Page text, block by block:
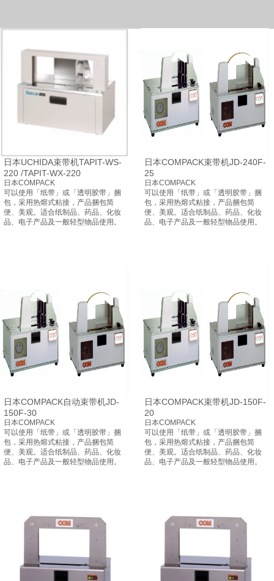
日本UCHIDA束带机TAPIT-WS-
220 /TAPIT-WX-220
日本COMPACK
可以使用「纸带」或「透明胶带」捆
包，采用热熔式粘接，产品捆包简
便、美观。适合纸制品、药品、化妆
品、电子产品及一般轻型物品使用。
日本COMPACK束带机JD-240F-
25
日本COMPACK
可以使用「纸带」或「透明胶带」捆
包，采用热熔式粘接，产品捆包简
便、美观。适合纸制品、药品、化妆
品、电子产品及一般轻型物品使用。
日本COMPACK自动束带机JD-
150F-30
日本COMPACK
可以使用「纸带」或「透明胶带」捆
包，采用热熔式粘接，产品捆包简
便、美观。适合纸制品、药品、化妆
品、电子产品及一般轻型物品使用。
日本COMPACK束带机JD-150F-
20
日本COMPACK
可以使用「纸带」或「透明胶带」捆
包，采用热熔式粘接，产品捆包简
便、美观。适合纸制品、药品、化妆
品、电子产品及一般轻型物品使用。